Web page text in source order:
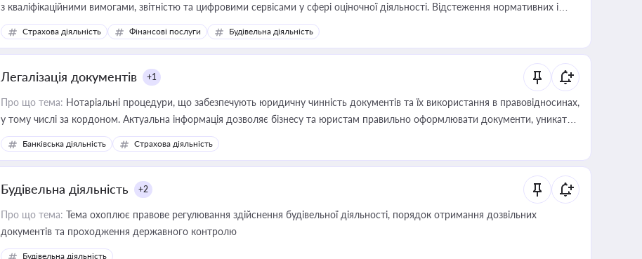
з кваліфікаційними вимогами, звітністю та цифровими сервісами у сфері оціночної діяльності. Відстеження нормативних і
медійних змін у цій сфері корисне для власника бізнесу, керівника, юриста або бухгалтера під час оподаткування,
приватизації, оренди державного майна, корпоративних угод і перевірки статусу суб'єктів оціночної діяльності
Страхова діяльність Фінансові послуги Будівельна діяльність
Легалізація документів +1
Про що тема: Нотаріальні процедури, що забезпечують юридичну чинність документів та їх використання в правовідносинах,
у тому числі за кордоном. Актуальна інформація дозволяє бізнесу та юристам правильно оформлювати документи, уникати
ризиків недійсності та забезпечувати їх належне прийняття органами влади та контрагентами
Банківська діяльність Страхова діяльність
Будівельна діяльність +2
Про що тема: Тема охоплює правове регулювання здійснення будівельної діяльності, порядок отримання дозвільних
документів та проходження державного контролю
Будівельна діяльність